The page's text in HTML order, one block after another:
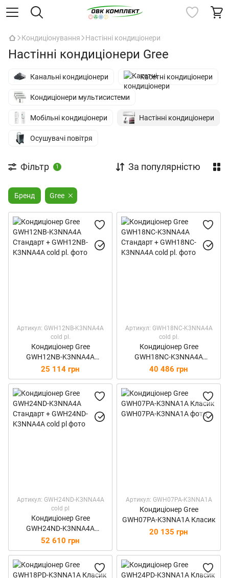
Кондиціонування Настінні кондиціонери
Настінні кондиціонери Gree
Канальні кондиціонери Касетні кондиціонери
Кондиціонери мультисистеми
Мобільні кондиціонери Настінні кондиціонери
Осушувачі повітря
Фільтр 1 За популярністю
Бренд Gree
Артикул: GWH12NB-K3NNA4A
сold pl.
Кондиціонер Gree
GWH12NB-K3NNA4A
Стандарт +
25 114 грн
Артикул: GWH18NC-K3NNA4A
сold pl.
Кондиціонер Gree
GWH18NC-K3NNA4A
Стандарт +
40 486 грн
Артикул: GWH24ND-K3NNA4A
сold pl
Кондиціонер Gree
GWH24ND-K3NNA4A
Стандарт +
52 610 грн
Артикул: GWH07PA-K3NNA1A
Кондиціонер Gree
GWH07PA-K3NNA1A Класик
20 135 грн